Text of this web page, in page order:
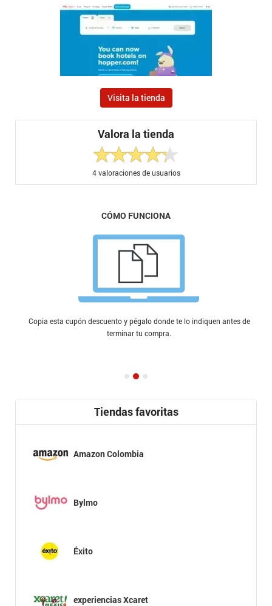
Visita la tienda
Valora la tienda
4valoraciones de usuarios
CÓMO FUNCIONA
Copia esta cupón descuento y pégalo donde te lo indiquen antes de
terminar tu compra.
Tiendas favoritas
Amazon Colombia
Bylmo
Éxito
experiencias Xcaret